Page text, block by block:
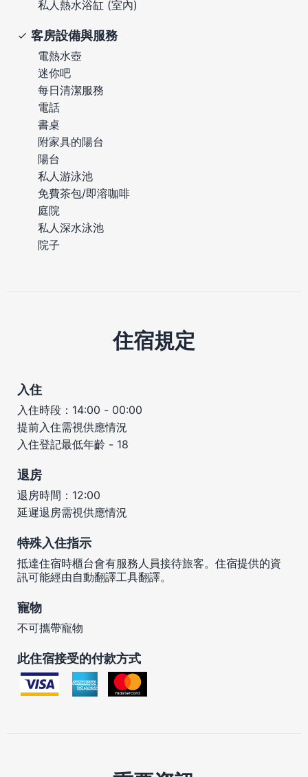
私人熱水浴缸 (室內)
客房設備與服務
電熱水壺
迷你吧
每日清潔服務
電話
書桌
附家具的陽台
陽台
私人游泳池
免費茶包/即溶咖啡
庭院
私人深水泳池
院子
住宿規定
入住
入住時段：14:00 - 00:00
提前入住需視供應情況
入住登記最低年齡 - 18
退房
退房時間：12:00
延遲退房需視供應情況
特殊入住指示
抵達住宿時櫃台會有服務人員接待旅客。住宿提供的資
訊可能經由自動翻譯工具翻譯。
寵物
不可攜帶寵物
此住宿接受的付款方式